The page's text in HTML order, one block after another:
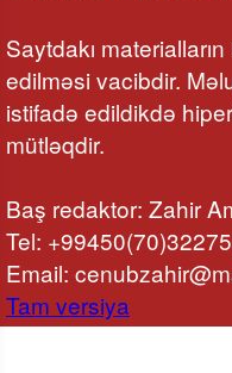
Saytdakı
edilməsi vacibdir.
istifadə edildikdə
mütləqdir.
Baş redaktor: Zahir
Tel:
Email:
Tam versiya